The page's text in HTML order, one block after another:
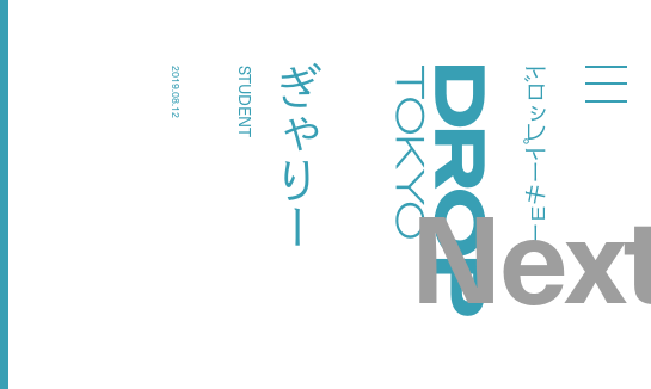
Droptokyo ドロップトーキョー
ぎゃりー
STUDENT
2019.08.12